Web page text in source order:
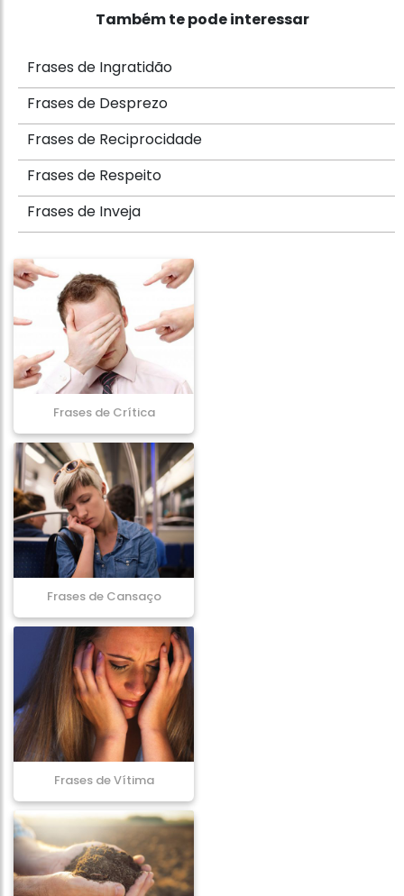
Também te pode interessar
Frases de Ingratidão
Frases de Desprezo
Frases de Reciprocidade
Frases de Respeito
Frases de Inveja
Frases de Crítica
Frases de Cansaço
Frases de Vítima